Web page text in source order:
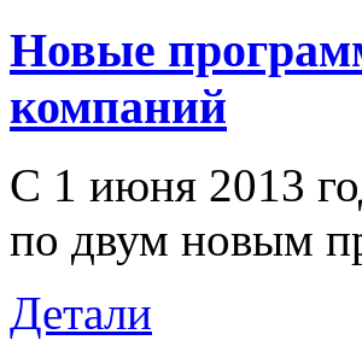
Новые
компаний
С 1 июня 2013
по двум новым
Детали